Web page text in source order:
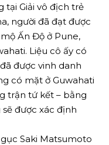
tại Giải vô địch trẻ
người đã đạt được
Ấn Độ ở Pune,
Liệu cô ấy có
được vinh danh
có mặt ở Guwahati
trận tứ kết – bằng
được xác định
Saki Matsumoto